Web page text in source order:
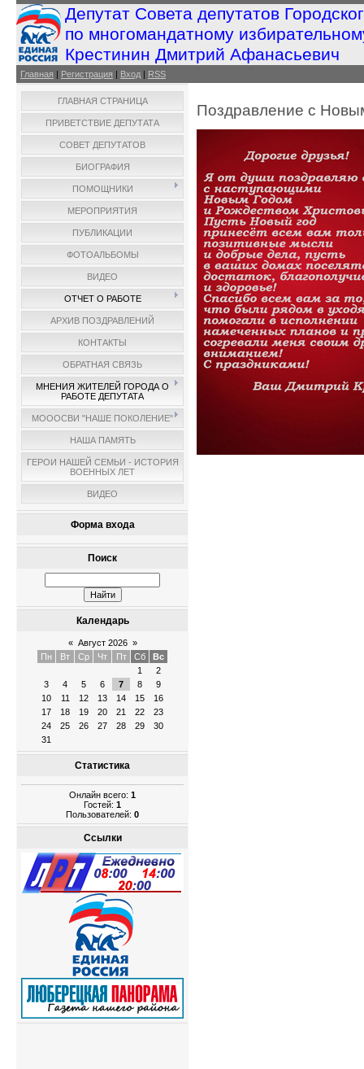
Депутат Совета депутатов
по многомандатному
Крестинин Дмитрий Афанасьевич
Главная | Регистрация | Вход | RSS
ГЛАВНАЯ СТРАНИЦА
ПРИВЕТСТВИЕ ДЕПУТАТА
СОВЕТ ДЕПУТАТОВ
БИОГРАФИЯ
ПОМОЩНИКИ
МЕРОПРИЯТИЯ
ПУБЛИКАЦИИ
ФОТОАЛЬБОМЫ
ВИДЕО
ОТЧЕТ О РАБОТЕ
АРХИВ ПОЗДРАВЛЕНИЙ
КОНТАКТЫ
ОБРАТНАЯ СВЯЗЬ
МНЕНИЯ ЖИТЕЛЕЙ ГОРОДА О
РАБОТЕ ДЕПУТАТА
МОООСВИ "НАШЕ ПОКОЛЕНИЕ"
НАША ПАМЯТЬ
ГЕРОИ НАШЕЙ СЕМЬИ - ИСТОРИЯ
ВОЕННЫХ ЛЕТ
ВИДЕО
Форма входа
Поиск
Календарь
« Август 2026 »
Пн
Вт Ср Чт Пт Сб
Вс
1
2
3
4 5 6 7 8
9
10
11 12 13 14 15
16
17
18 19 20 21 22
23
24
25 26 27 28 29
30
31
Статистика
Онлайн всего: 1
Гостей: 1
Пользователей: 0
Ссылки
Поздравление с